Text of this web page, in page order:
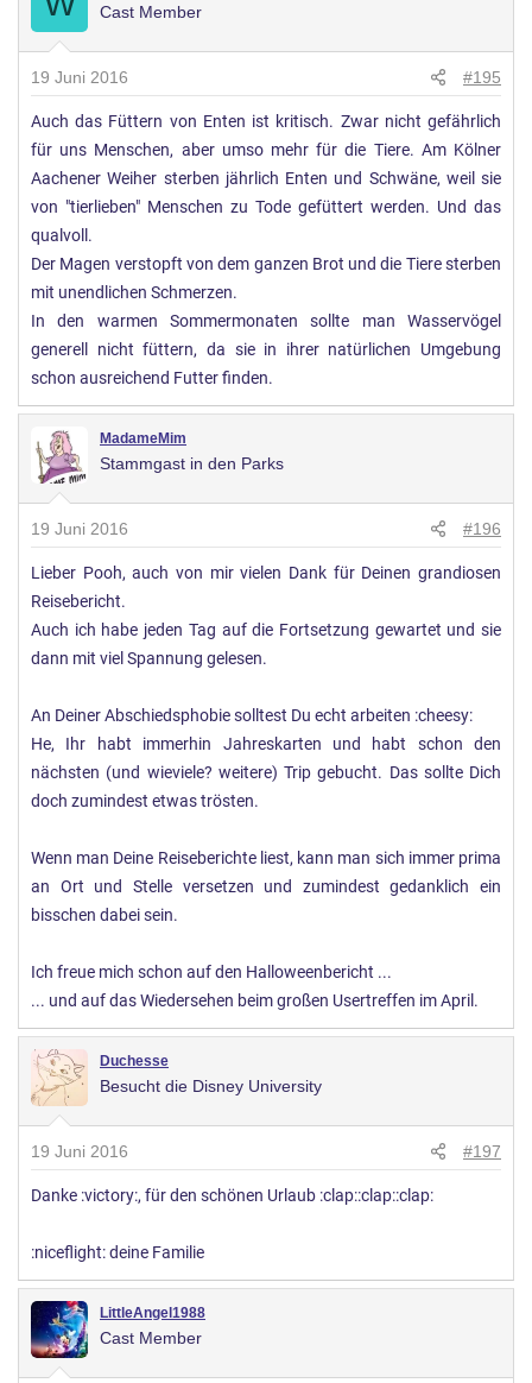
Cast Member
19 Juni 2016 #195
Auch das Füttern von Enten ist kritisch. Zwar nicht gefährlich
für uns Menschen, aber umso mehr für die Tiere. Am Kölner
Aachener Weiher sterben jährlich Enten und Schwäne, weil sie
von "tierlieben" Menschen zu Tode gefüttert werden. Und das
qualvoll.
Der Magen verstopft von dem ganzen Brot und die Tiere sterben
mit unendlichen Schmerzen.
In den warmen Sommermonaten sollte man Wasservögel
generell nicht füttern, da sie in ihrer natürlichen Umgebung
schon ausreichend Futter finden.
MadameMim
Stammgast in den Parks
19 Juni 2016 #196
Lieber Pooh, auch von mir vielen Dank für Deinen grandiosen
Reisebericht.
Auch ich habe jeden Tag auf die Fortsetzung gewartet und sie
dann mit viel Spannung gelesen.
An Deiner Abschiedsphobie solltest Du echt arbeiten :cheesy:
He, Ihr habt immerhin Jahreskarten und habt schon den
nächsten (und wieviele? weitere) Trip gebucht. Das sollte Dich
doch zumindest etwas trösten.
Wenn man Deine Reiseberichte liest, kann man sich immer prima
an Ort und Stelle versetzen und zumindest gedanklich ein
bisschen dabei sein.
Ich freue mich schon auf den Halloweenbericht ...
... und auf das Wiedersehen beim großen Usertreffen im April.
Duchesse
Besucht die Disney University
19 Juni 2016 #197
Danke :victory:, für den schönen Urlaub :clap::clap::clap:
:niceflight: deine Familie
LittleAngel1988
Cast Member